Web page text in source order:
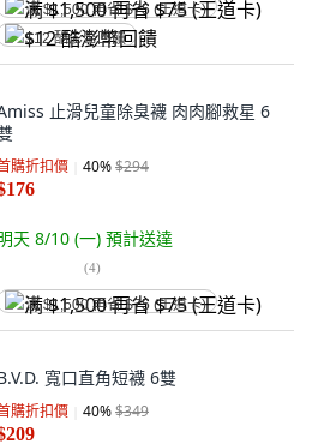
满 $1,500 再省 $75 (王道卡)
$12 酷澎幣回饋
止滑兒童除臭襪 肉肉腳救星 6
購折扣價 40%$294
天 8/10 (一) 預計送達
(4)
满 $1,500 再省 $75 (王道卡)
寬口直角短襪 6雙
購折扣價 40%$349